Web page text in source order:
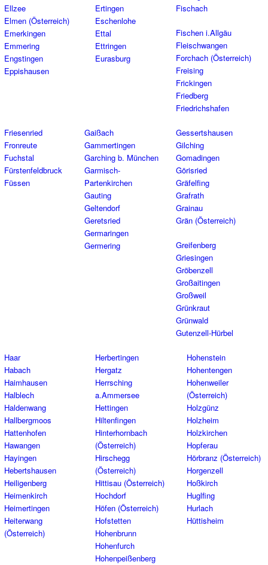
Ellzee
Elmen (Österreich)
Emerkingen
Emmering
Engstingen
Eppishausen
Ertingen
Eschenlohe
Ettal
Ettringen
Eurasburg
Fischach
Fischen i.Allgäu
Fleischwangen
Forchach (Österreich)
Freising
Frickingen
Friedberg
Friedrichshafen
Friesenried
Fronreute
Fuchstal
Fürstenfeldbruck
Füssen
Gaißach
Gammertingen
Garching b. München
Garmisch-
Partenkirchen
Gauting
Geltendorf
Geretsried
Germaringen
Germering
Gessertshausen
Gilching
Gomadingen
Görisried
Gräfelfing
Grafrath
Grainau
Grän (Österreich)
Greifenberg
Griesingen
Gröbenzell
Großaitingen
Großweil
Grünkraut
Grünwald
Gutenzell-Hürbel
Haar
Habach
Haimhausen
Halblech
Haldenwang
Hallbergmoos
Hattenhofen
Hawangen
Hayingen
Hebertshausen
Heiligenberg
Heimenkirch
Heimertingen
Heiterwang
(Österreich)
Herbertingen
Hergatz
Herrsching
a.Ammersee
Hettingen
Hiltenfingen
Hinterhornbach
(Österreich)
Hirschegg
(Österreich)
Hittisau (Österreich)
Hochdorf
Höfen (Österreich)
Hofstetten
Hohenbrunn
Hohenfurch
Hohenpeißenberg
Hohenstein
Hohentengen
Hohenweiler
(Österreich)
Holzgünz
Holzheim
Holzkirchen
Hopferau
Hörbranz (Österreich)
Horgenzell
Hoßkirch
Huglfing
Hurlach
Hüttisheim